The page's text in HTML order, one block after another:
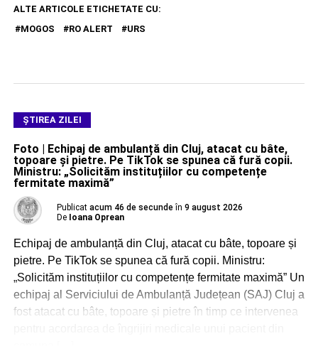
ALTE ARTICOLE ETICHETATE CU:
MOGOS
RO ALERT URS
ŞTIREA ZILEI
Foto | Echipaj de ambulanță din Cluj, atacat cu bâte,
topoare și pietre. Pe TikTok se spunea că fură copii.
Ministru: „Solicităm instituțiilor cu competențe
fermitate maximă”
Publicat acum 46 de secunde în 9 august 2026
De Ioana Oprean
Echipaj de ambulanță din Cluj, atacat cu bâte, topoare și
pietre. Pe TikTok se spunea că fură copii. Ministru:
„Solicităm instituțiilor cu competențe fermitate maximă” Un
echipaj al Serviciului de Ambulanță Județean (SAJ) Cluj a
fost atacat cu bâte, topoare și pietre în timp ce intervenea